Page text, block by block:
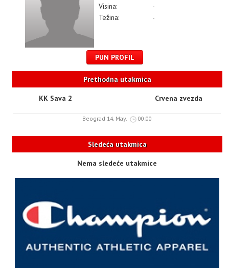
Visina:
-
Težina:
-
PUN PROFIL
Prethodna utakmica
KK Sava 2 Crvena zvezda
Beograd 14. May. 00:00
Sledeća utakmica
Nema sledeće utakmice